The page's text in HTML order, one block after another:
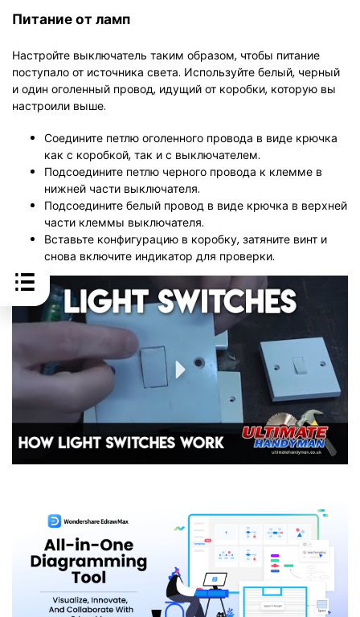
Питание от ламп
Настройте выключатель таким образом, чтобы питание
поступало от источника света. Используйте белый, черный
и один оголенный провод, идущий от коробки, которую вы
настроили выше.
Соедините петлю оголенного провода в виде крючка
как с коробкой, так и с выключателем.
Подсоедините петлю черного провода к клемме в
нижней части выключателя.
Подсоедините белый провод в виде крючка в верхней
части клеммы выключателя.
Вставьте конфигурацию в коробку, затяните винт и
снова включите индикатор для проверки.